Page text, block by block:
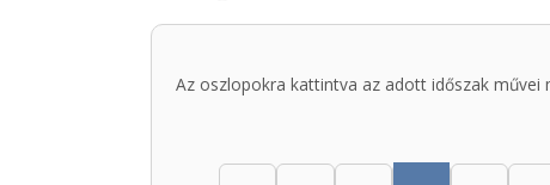
Az oszlopokra kattintva az adott időszak